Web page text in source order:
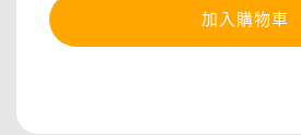
加入購物車